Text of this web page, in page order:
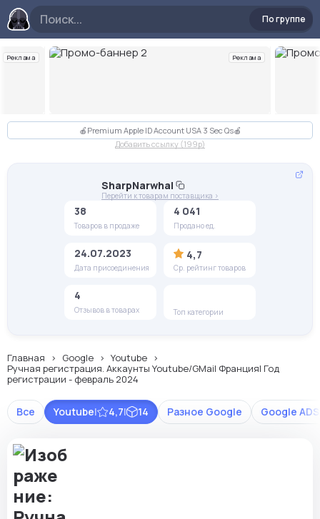
По группе
Реклама Реклама
Слайд 2 из 10
🍎Premium Apple ID Account USA 3 Sec Qs🍎
Добавить ссылку (199p)
SharpNarwhal
Перейти к товарам поставщика >
38
Товаров в продаже
4 041
Продано ед.
24.07.2023
Дата присоединения
4,7
Ср. рейтинг товаров
4
Отзывов в товарах Топ категории
Главная Google
Youtube
Ручная регистрация. Аккаунты Youtube/GMail Франция| Год
регистрации - февраль 2024
Все Разное Google
Youtube| 4,7| 14 Google ADS